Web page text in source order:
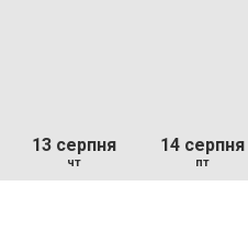
13 серпня
чт
14 серпня
пт